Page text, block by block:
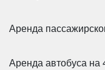
Аренда
Аренда автобуса на